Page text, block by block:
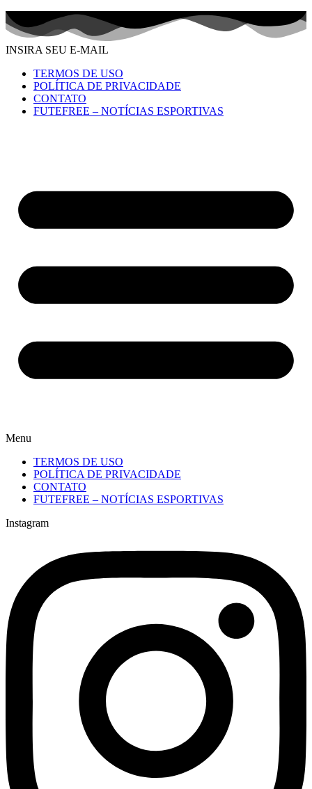
INSIRA SEU E-MAIL
TERMOS DE USO
POLÍTICA DE PRIVACIDADE
CONTATO
FUTEFREE – NOTÍCIAS ESPORTIVAS
Menu
TERMOS DE USO
POLÍTICA DE PRIVACIDADE
CONTATO
FUTEFREE – NOTÍCIAS ESPORTIVAS
Instagram